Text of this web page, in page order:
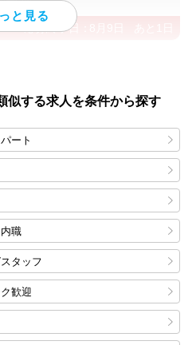
応募終了日：
似する求人を条件から探す
ート
職
タッフ
歓迎